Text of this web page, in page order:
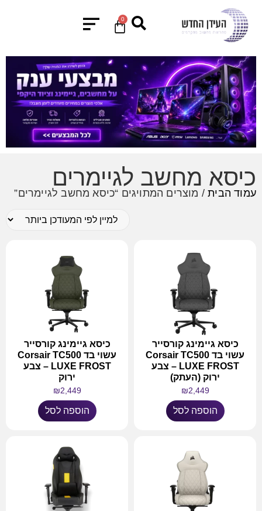
0
כיסא מחשב לגיימרים
עמוד הבית/ מוצרים המתויגים “כיסא מחשב לגיימרים”
כיסא גיימינג קורסייר
עשוי בד Corsair TC500
LUXE FROST – צבע
ירוק (העתק)
₪2,449
הוספה לסל
כיסא גיימינג קורסייר
עשוי בד Corsair TC500
LUXE FROST – צבע
ירוק
₪2,449
הוספה לסל